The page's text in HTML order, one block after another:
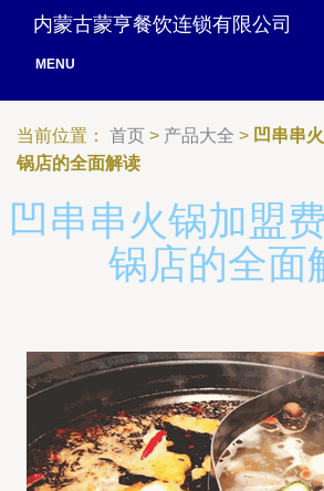
内蒙古蒙亨餐饮连锁有限公司
MENU
当前位置： 首页 > 产品大全 > 凹串串
锅店的全面解读
凹串串火锅加盟
锅店的全面